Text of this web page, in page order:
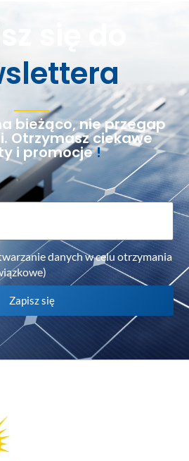
się do
bieżąco, nie przegap
Otrzymasz ciekawe
i promocje!
danych w celu otrzymania
Zapisz się